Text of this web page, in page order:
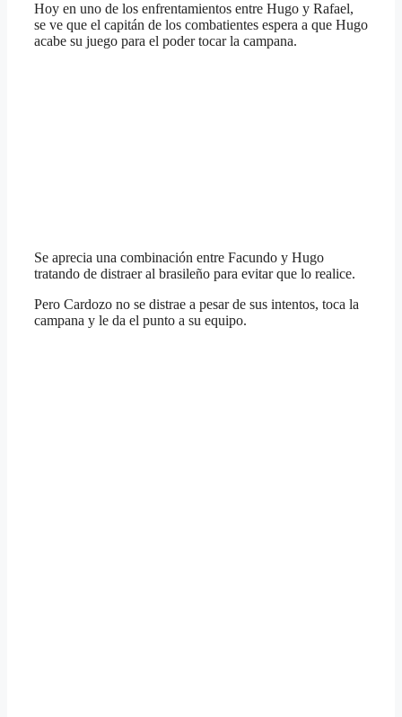
Hoy en uno de los enfrentamientos entre Hugo y Rafael,
se ve que el capitán de los combatientes espera a que Hugo
acabe su juego para el poder tocar la campana.
Se aprecia una combinación entre Facundo y Hugo
tratando de distraer al brasileño para evitar que lo realice.
Pero Cardozo no se distrae a pesar de sus intentos, toca la
campana y le da el punto a su equipo.